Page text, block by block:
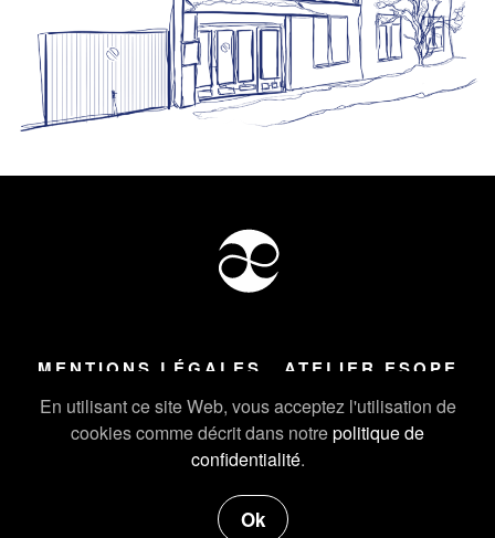
En utilisant ce site Web, vous acceptez l'utilisation de
cookies comme décrit dans notrepolitique de
confidentialité.
Ok
MENTIONS LÉGALES ATELIER ESOPE